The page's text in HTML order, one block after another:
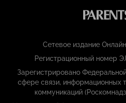
Сетевое издание
Регистрационный номер
Зарегистрировано
сфере связи, информационных
коммуникаций